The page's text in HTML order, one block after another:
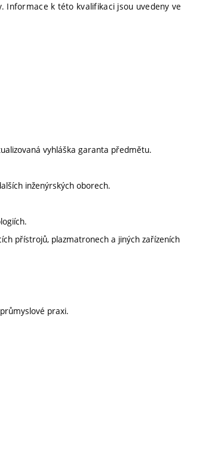
Informace k této kvalifikaci jsou uvedeny ve
vyhláška garanta předmětu.
inženýrských oborech.
přístrojů, plazmatronech a jiných zařízeních
praxi.